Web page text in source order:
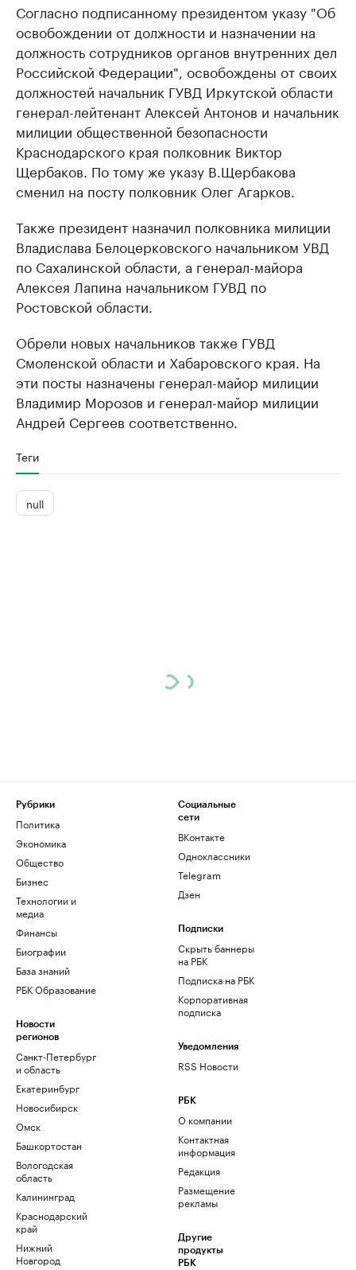
Согласно подписанному президентом указу "Об
освобождении от должности и назначении на
должность сотрудников органов внутренних дел
Российской Федерации", освобождены от своих
должностей начальник ГУВД Иркутской области
генерал-лейтенант Алексей Антонов и начальник
милиции общественной безопасности
Краснодарского края полковник Виктор
Щербаков. По тому же указу В.Щербакова
сменил на посту полковник Олег Агарков.
Также президент назначил полковника милиции
Владислава Белоцерковского начальником УВД
по Сахалинской области, а генерал-майора
Алексея Лапина начальником ГУВД по
Ростовской области.
Обрели новых начальников также ГУВД
Смоленской области и Хабаровского края. На
эти посты назначены генерал-майор милиции
Владимир Морозов и генерал-майор милиции
Андрей Сергеев соответственно.
Теги
null
Рубрики
Политика
Экономика
Общество
Бизнес
Технологии и
медиа
Финансы
Биографии
База знаний
РБК Образование
Новости
регионов
Санкт-Петербург
и область
Екатеринбург
Новосибирск
Омск
Башкортостан
Вологодская
область
Калининград
Краснодарский
край
Нижний
Новгород
Социальные
сети
ВКонтакте
Одноклассники
Telegram
Дзен
Подписки
Скрыть баннеры
на РБК
Подписка на РБК
Корпоративная
подписка
Уведомления
RSS Новости
РБК
О компании
Контактная
информация
Редакция
Размещение
рекламы
Другие
продукты
РБК